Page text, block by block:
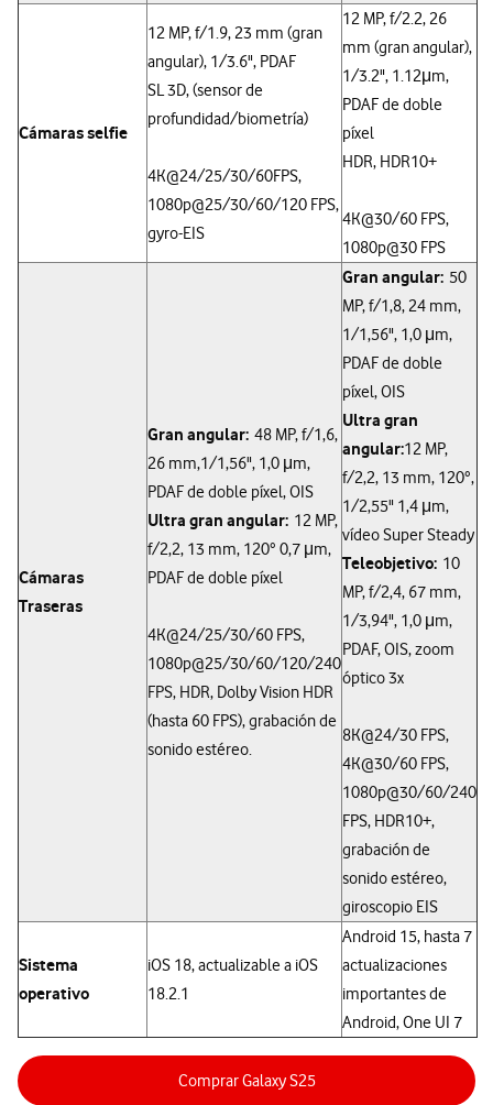
Cámaras selfie
12 MP, f/1.9, 23 mm (gran
angular), 1/3.6", PDAF
SL 3D, (sensor de
profundidad/biometría)
4K@24/25/30/60FPS,
1080p@25/30/60/120 FPS,
gyro-EIS
12 MP, f/2.2, 26
mm (gran angular),
1/3.2", 1.12μm,
PDAF de doble
píxel
HDR, HDR10+
4K@30/60 FPS,
1080p@30 FPS
Cámaras
Traseras
Gran angular: 48 MP, f/1,6,
26 mm,1/1,56", 1,0 μm,
PDAF de doble píxel, OIS
Ultra gran angular: 12 MP,
f/2,2, 13 mm, 120° 0,7 μm,
PDAF de doble píxel
4K@24/25/30/60 FPS,
1080p@25/30/60/120/240
FPS, HDR, Dolby Vision HDR
(hasta 60 FPS), grabación de
sonido estéreo.
Gran angular: 50
MP, f/1,8, 24 mm,
1/1,56", 1,0 μm,
PDAF de doble
píxel, OIS
Ultra gran
angular:12 MP,
f/2,2, 13 mm, 120°,
1/2,55" 1,4 μm,
vídeo Super Steady
Teleobjetivo: 10
MP, f/2,4, 67 mm,
1/3,94", 1,0 μm,
PDAF, OIS, zoom
óptico 3x
8K@24/30 FPS,
4K@30/60 FPS,
1080p@30/60/240
FPS, HDR10+,
grabación de
sonido estéreo,
giroscopio EIS
Sistema
operativo
iOS 18, actualizable a iOS
18.2.1
Android 15, hasta 7
actualizaciones
importantes de
Android, One UI 7
Comprar Galaxy S25